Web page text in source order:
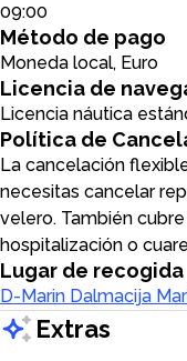
09:00
Método de pago
Moneda local, Euro
Licencia de
Licencia náutica
Política de
La cancelación
necesitas cancelar
velero. También
hospitalización o
Lugar de recogida
D-Marin Dalmacija
Extras